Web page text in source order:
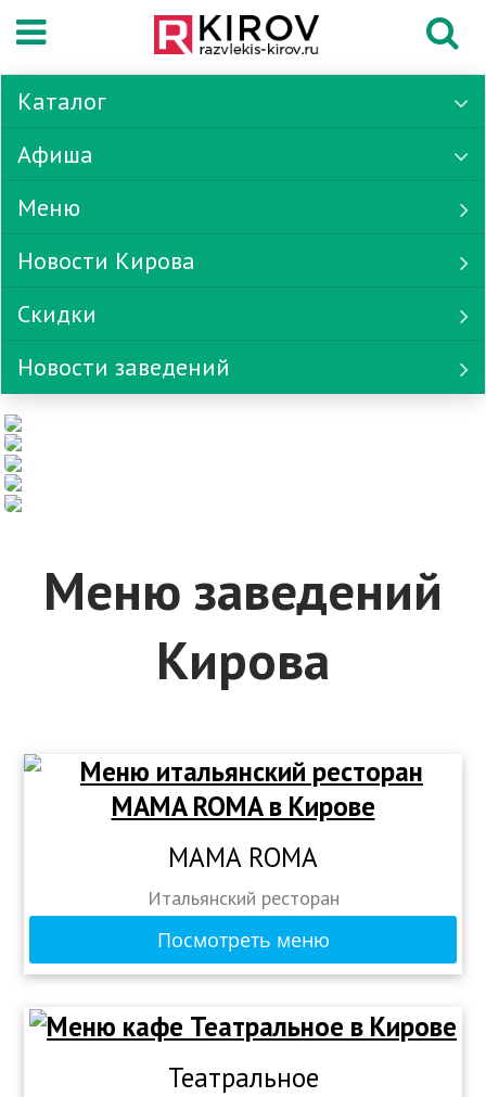
Каталог
Афиша
Меню
Новости Кирова
Скидки
Новости заведений
Меню заведений
Кирова
MAMA ROMA
Итальянский ресторан
Посмотреть меню
Театральное